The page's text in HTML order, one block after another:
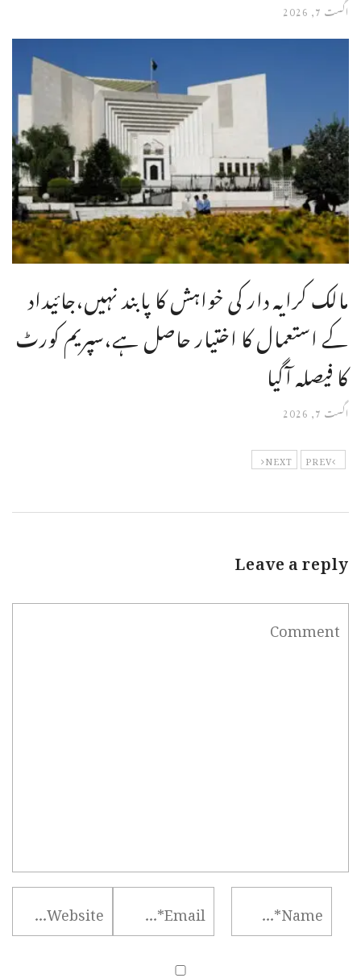
اگست 7, 2026
مالک کرایہ دار کی خواہش کا پابند نہیں،جائیداد
کے استعمال کا اختیار حاصل ہے،سپریم کورٹ
کا فیصلہ آگیا
اگست 7, 2026
PREV
NEXT
Leave a reply